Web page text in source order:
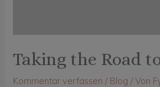
Taking the Road
Kommentar verfassen / Blog / Von